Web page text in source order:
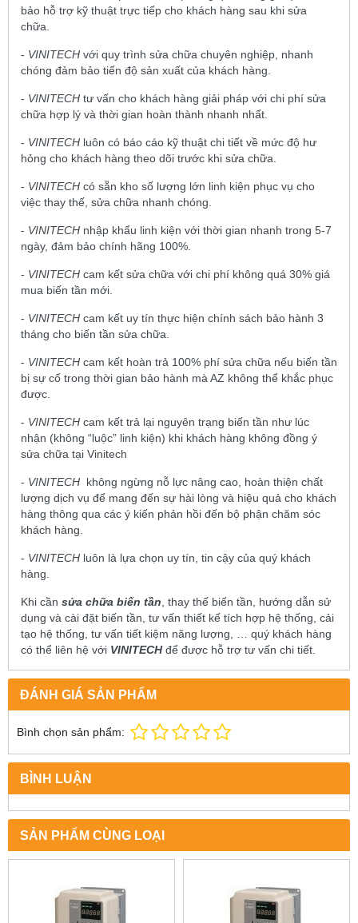
bảo hỗ trợ kỹ thuật trực tiếp cho khách hàng sau khi sửa
chữa.
- VINITECH với quy trình sửa chữa chuyên nghiệp, nhanh
chóng đảm bảo tiến độ sản xuất của khách hàng.
- VINITECH tư vấn cho khách hàng giải pháp với chi phí sửa
chữa hợp lý và thời gian hoàn thành nhanh nhất.
- VINITECH luôn có báo cáo kỹ thuật chi tiết về mức độ hư
hỏng cho khách hàng theo dõi trước khi sửa chữa.
- VINITECH có sẵn kho số lượng lớn linh kiện phục vụ cho
việc thay thế, sửa chữa nhanh chóng.
- VINITECH nhập khẩu linh kiện với thời gian nhanh trong 5-7
ngày, đảm bảo chính hãng 100%.
- VINITECH cam kết sửa chữa với chi phí không quá 30% giá
mua biến tần mới.
- VINITECH cam kết uy tín thực hiện chính sách bảo hành 3
tháng cho biến tần sửa chữa.
- VINITECH cam kết hoàn trả 100% phí sửa chữa nếu biến tần
bị sự cố trong thời gian bảo hành mà AZ không thể khắc phục
được.
- VINITECH cam kết trả lại nguyên trạng biến tần như lúc
nhận (không “luộc” linh kiện) khi khách hàng không đồng ý
sửa chữa tại Vinitech
- VINITECH không ngừng nỗ lực nâng cao, hoàn thiện chất
lượng dịch vụ để mang đến sự hài lòng và hiệu quả cho khách
hàng thông qua các ý kiến phản hồi đến bộ phận chăm sóc
khách hàng.
- VINITECH luôn là lựa chọn uy tín, tin cậy của quý khách
hàng.
Khi cần sửa chữa biến tần, thay thế biến tần, hướng dẫn sử
dụng và cài đặt biến tần, tư vấn thiết kế tích hợp hệ thống, cải
tạo hệ thống, tư vấn tiết kiệm năng lượng, … quý khách hàng
có thể liên hệ với VINITECHđể được hỗ trợ tư vấn chi tiết.
ĐÁNH GIÁ SẢN PHẨM
Bình chọn sản phẩm:
BÌNH LUẬN
SẢN PHẨM CÙNG LOẠI